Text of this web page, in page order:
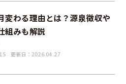
変わる理由とは？源泉徴収や
組みも解説
更新日：2026.04.27